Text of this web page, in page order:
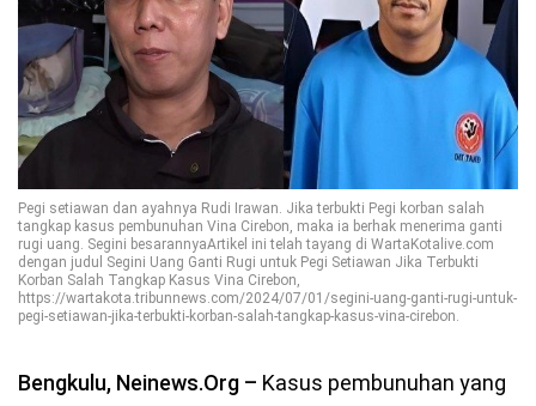
Pegi setiawan dan ayahnya Rudi Irawan. Jika terbukti Pegi korban salah
tangkap kasus pembunuhan Vina Cirebon, maka ia berhak menerima ganti
rugi uang. Segini besarannyaArtikel ini telah tayang di WartaKotalive.com
dengan judul Segini Uang Ganti Rugi untuk Pegi Setiawan Jika Terbukti
Korban Salah Tangkap Kasus Vina Cirebon,
https://wartakota.tribunnews.com/2024/07/01/segini-uang-ganti-rugi-untuk-
pegi-setiawan-jika-terbukti-korban-salah-tangkap-kasus-vina-cirebon.
Bengkulu, Neinews.Org – Kasus pembunuhan yang